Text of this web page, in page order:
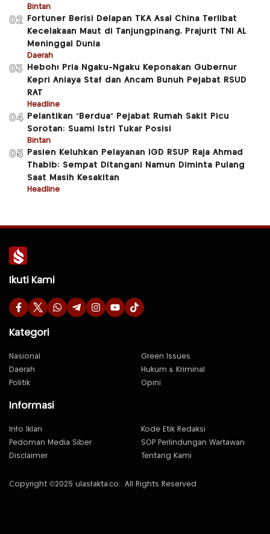
Bintan
02
Fortuner Berisi Delapan TKA Asal China Terlibat
Kecelakaan Maut di Tanjungpinang, Prajurit TNI AL
Meninggal Dunia
Daerah
03
Heboh! Pria Ngaku-Ngaku Keponakan Gubernur
Kepri Aniaya Staf dan Ancam Bunuh Pejabat RSUD
RAT
Headline
04
Pelantikan “Berdua” Pejabat Rumah Sakit Picu
Sorotan: Suami Istri Tukar Posisi
Bintan
05
Pasien Keluhkan Pelayanan IGD RSUP Raja Ahmad
Thabib: Sempat Ditangani Namun Diminta Pulang
Saat Masih Kesakitan
Headline
Ikuti Kami
Kategori
Nasional
Green Issues
Daerah
Hukum & Kriminal
Politik
Opini
Informasi
Info Iklan
Kode Etik Redaksi
Pedoman Media Siber
SOP Perlindungan Wartawan
Disclaimer
Tentang Kami
Copyright ©2025 ulasfakta.co . All Rights Reserved